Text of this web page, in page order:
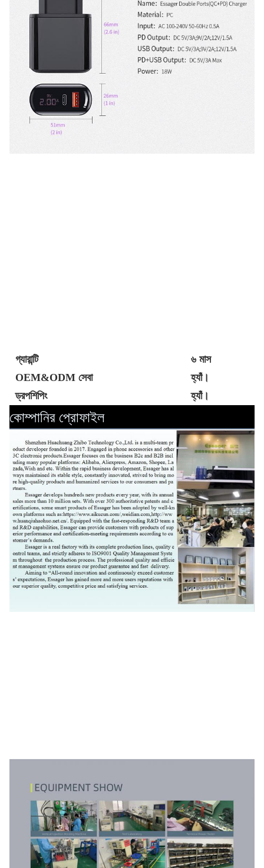
গ্যারান্টি
৬ মাস
OEM&ODM সেবা
হ্যাঁ।
ড্রপশিপিং
হ্যাঁ।
কোম্পানির প্রোফাইল